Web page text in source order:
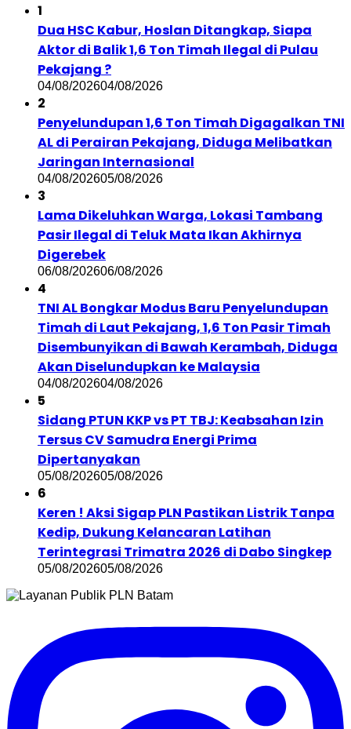
1
Dua HSC Kabur, Hoslan Ditangkap, Siapa
Aktor di Balik 1,6 Ton Timah Ilegal di Pulau
Pekajang ?
04/08/202604/08/2026
2
Penyelundupan 1,6 Ton Timah Digagalkan TNI
AL di Perairan Pekajang, Diduga Melibatkan
Jaringan Internasional
04/08/202605/08/2026
3
Lama Dikeluhkan Warga, Lokasi Tambang
Pasir Ilegal di Teluk Mata Ikan Akhirnya
Digerebek
06/08/202606/08/2026
4
TNI AL Bongkar Modus Baru Penyelundupan
Timah di Laut Pekajang, 1,6 Ton Pasir Timah
Disembunyikan di Bawah Kerambah, Diduga
Akan Diselundupkan ke Malaysia
04/08/202604/08/2026
5
Sidang PTUN KKP vs PT TBJ: Keabsahan Izin
Tersus CV Samudra Energi Prima
Dipertanyakan
05/08/202605/08/2026
6
Keren ! Aksi Sigap PLN Pastikan Listrik Tanpa
Kedip, Dukung Kelancaran Latihan
Terintegrasi Trimatra 2026 di Dabo Singkep
05/08/202605/08/2026